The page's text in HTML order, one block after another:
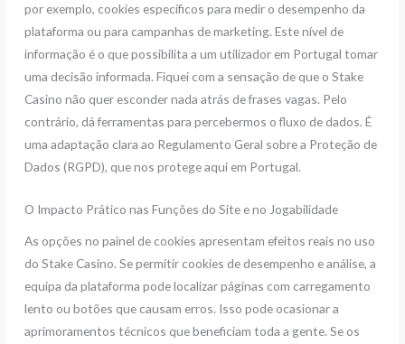
por exemplo, cookies específicos para medir o desempenho da
plataforma ou para campanhas de marketing. Este nível de
informação é o que possibilita a um utilizador em Portugal tomar
uma decisão informada. Fiquei com a sensação de que o Stake
Casino não quer esconder nada atrás de frases vagas. Pelo
contrário, dá ferramentas para percebermos o fluxo de dados. É
uma adaptação clara ao Regulamento Geral sobre a Proteção de
Dados (RGPD), que nos protege aqui em Portugal.
O Impacto Prático nas Funções do Site e no Jogabilidade
As opções no painel de cookies apresentam efeitos reais no uso
do Stake Casino. Se permitir cookies de desempenho e análise, a
equipa da plataforma pode localizar páginas com carregamento
lento ou botões que causam erros. Isso pode ocasionar a
aprimoramentos técnicos que beneficiam toda a gente. Se os